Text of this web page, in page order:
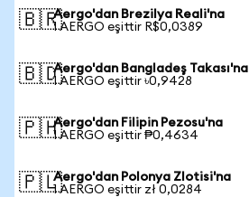
🇧🇷Aergo'dan Brezilya Reali'na
1 AERGO eşittir R$0,0389
🇧🇩Aergo'dan Bangladeş Takası'na
1 AERGO eşittir ৳0,9428
🇵🇭Aergo'dan Filipin Pezosu'na
1 AERGO eşittir ₱0,4634
🇵🇱Aergo'dan Polonya Zlotisi'na
1 AERGO eşittir zł 0,0284